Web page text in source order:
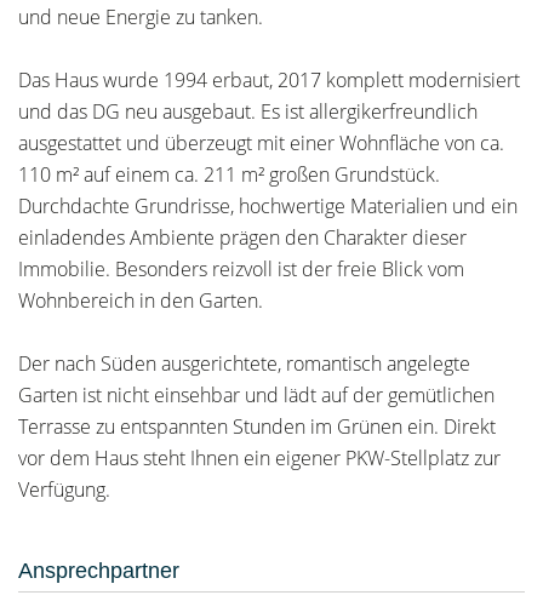
und neue Energie zu tanken.
Das Haus wurde 1994 erbaut, 2017 komplett modernisiert
und das DG neu ausgebaut. Es ist allergikerfreundlich
ausgestattet und überzeugt mit einer Wohnfläche von ca.
110 m² auf einem ca. 211 m² großen Grundstück.
Durchdachte Grundrisse, hochwertige Materialien und ein
einladendes Ambiente prägen den Charakter dieser
Immobilie. Besonders reizvoll ist der freie Blick vom
Wohnbereich in den Garten.
Der nach Süden ausgerichtete, romantisch angelegte
Garten ist nicht einsehbar und lädt auf der gemütlichen
Terrasse zu entspannten Stunden im Grünen ein. Direkt
vor dem Haus steht Ihnen ein eigener PKW-Stellplatz zur
Verfügung.
Ansprechpartner